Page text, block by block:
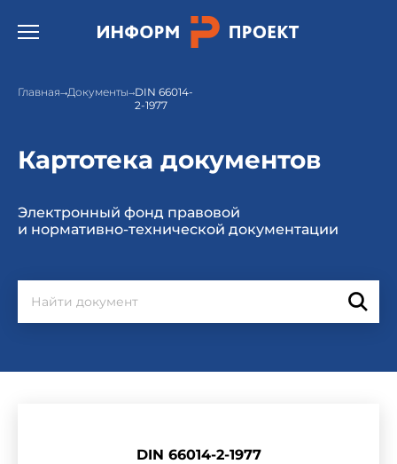
Открыть бургер меню.
Главная Документы DIN 66014-
2-1977
Картотека документов
Электронный фонд правовой
и нормативно-технической документации
DIN 66014-2-1977